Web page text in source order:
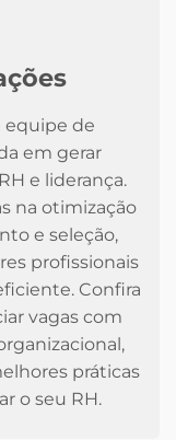
equipe de
em gerar
e liderança.
na otimização
e seleção,
profissionais
Confira
vagas com
práticas
o seu RH.